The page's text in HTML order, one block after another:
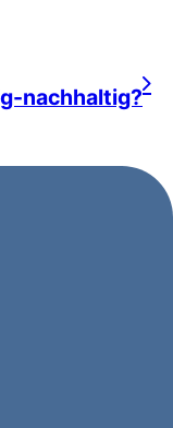
nachhaltig?